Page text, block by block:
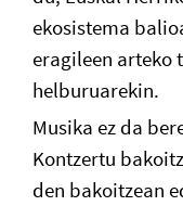
ekosistema
eragileen arteko
helburuarekin.
Musika ez da
Kontzertu
den bakoitzean